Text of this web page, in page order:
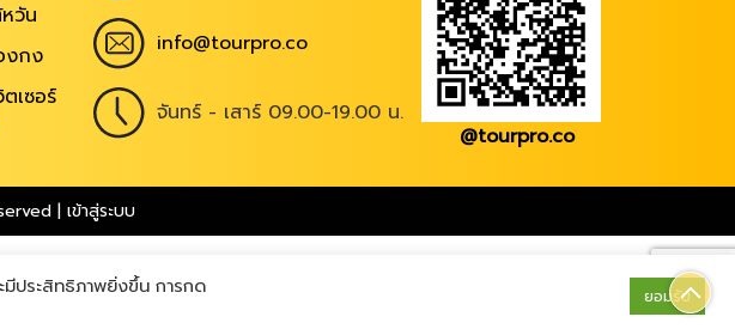
มีประสิทธิภาพยิ่งขึ้น การกด
ยอมรับ
วัน
งกง
เซอร์
info@tourpro.co
จันทร์ - เสาร์ 09.00-19.00 น.
@tourpro.co
| เข้าสู่ระบบ